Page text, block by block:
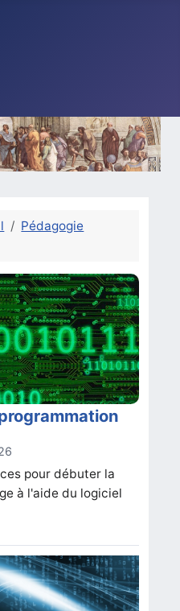
Pédagogie
pour débuter la
à l'aide du logiciel